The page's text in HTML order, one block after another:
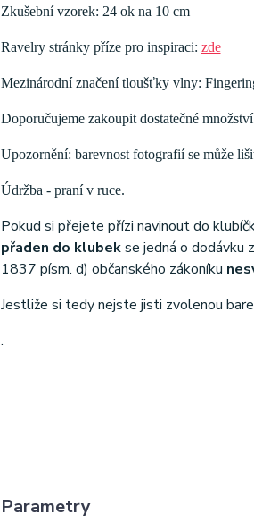
Zkušební vzorek: 24 ok na 10 cm
Ravelry stránky příze pro inspiraci: zde
Mezinárodní značení tloušťky vlny:
Doporučujeme zakoupit dostatečné
Upozornění: barevnost fotografií se může
Údržba - praní v ruce.
Pokud si přejete přízi navinout do
přaden do klubekse jedná o dodávku
1837 písm. d) občanského zákoníku
Jestliže si tedy nejste jisti zvolenou
.
Parametry